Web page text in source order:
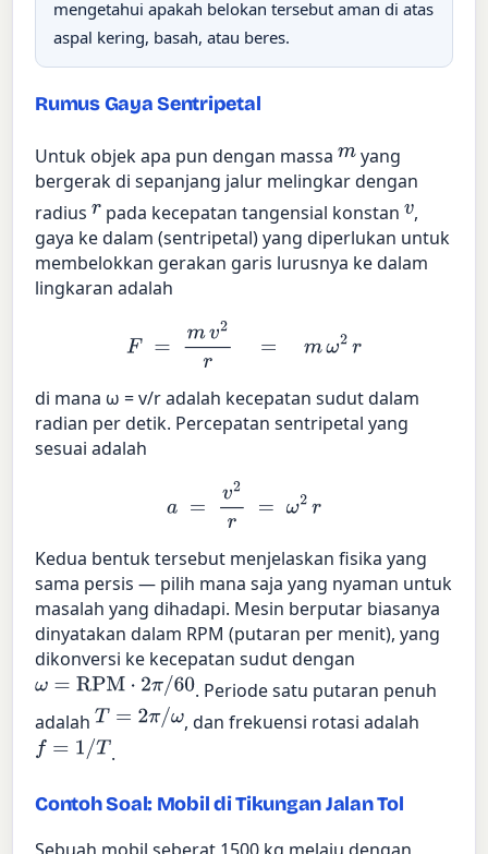
mengetahui apakah belokan tersebut aman di atas
aspal kering, basah, atau beres.
Rumus Gaya Sentripetal
Untuk objek apa pun dengan massam yang
bergerak di sepanjang jalur melingkar dengan
radiusrpada kecepatan tangensial konstan v,
gaya ke dalam (sentripetal) yang diperlukan untuk
membelokkan gerakan garis lurusnya ke dalam
lingkaran adalah
F=mv
di mana ω = v/r adalah kecepatan sudut dalam
radian per detik. Percepatan sentripetal yang
sesuai adalah
v2r
Kedua bentuk tersebut menjelaskan fisika yang
sama persis — pilih mana saja yang nyaman untuk
masalah yang dihadapi. Mesin berputar biasanya
dinyatakan dalam RPM (putaran per menit), yang
dikonversi ke kecepatan sudut dengan
ω =RPM⋅2π/ 60
. Periode satu putaran penuh
adalah T= 2π /ω
, dan frekuensi rotasi adalah
f= 1/T .
Contoh Soal: Mobil di Tikungan Jalan Tol
Sebuah mobil seberat 1500 kg melaju dengan